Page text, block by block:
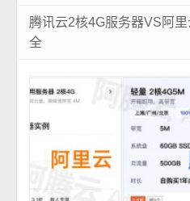
腾讯云2核4G服务器VS阿
全